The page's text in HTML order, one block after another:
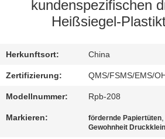
KONTAKT
REFERENZEN
SITEMAP
kundenspezifischen
Heißsiegel-
Herkunftsort: China
Zertifizierung: QMS/FSMS/EMS/
Modellnummer: Rpb-208
Markieren: fördernde Papiertüten,
Gewohnheit